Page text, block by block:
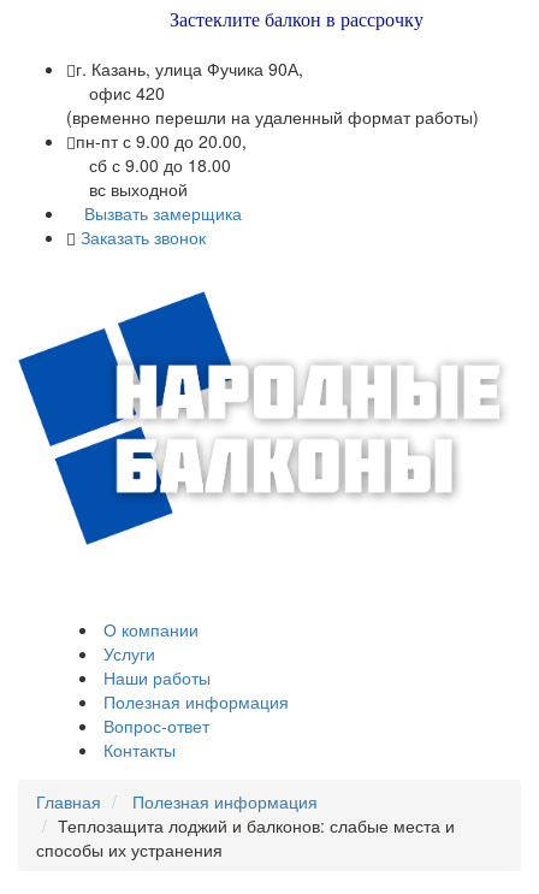
Застеклите балкон в рассрочку
г. Казань, улица Фучика 90А,
офис 420
(временно перешли на удаленный формат работы)
пн-пт с 9.00 до 20.00,
сб с 9.00 до 18.00
вс выходной
Вызвать замерщика
Заказать звонок
О компании
Услуги
Наши работы
Полезная информация
Вопрос-ответ
Контакты
Главная
Полезная информация
Теплозащита лоджий и балконов: слабые места и
способы их устранения